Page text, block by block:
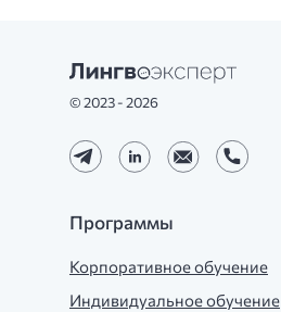
Программы
Корпоративное обучение
Индивидуальное обучение
© 2023 - 2026